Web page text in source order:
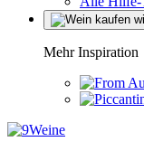
Mehr Inspiration